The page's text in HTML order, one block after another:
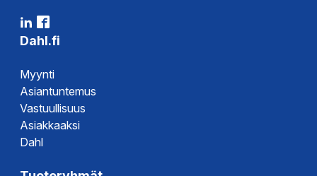
Dahl.fi
Myynti
Asiantuntemus
Vastuullisuus
Asiakkaaksi
Dahl